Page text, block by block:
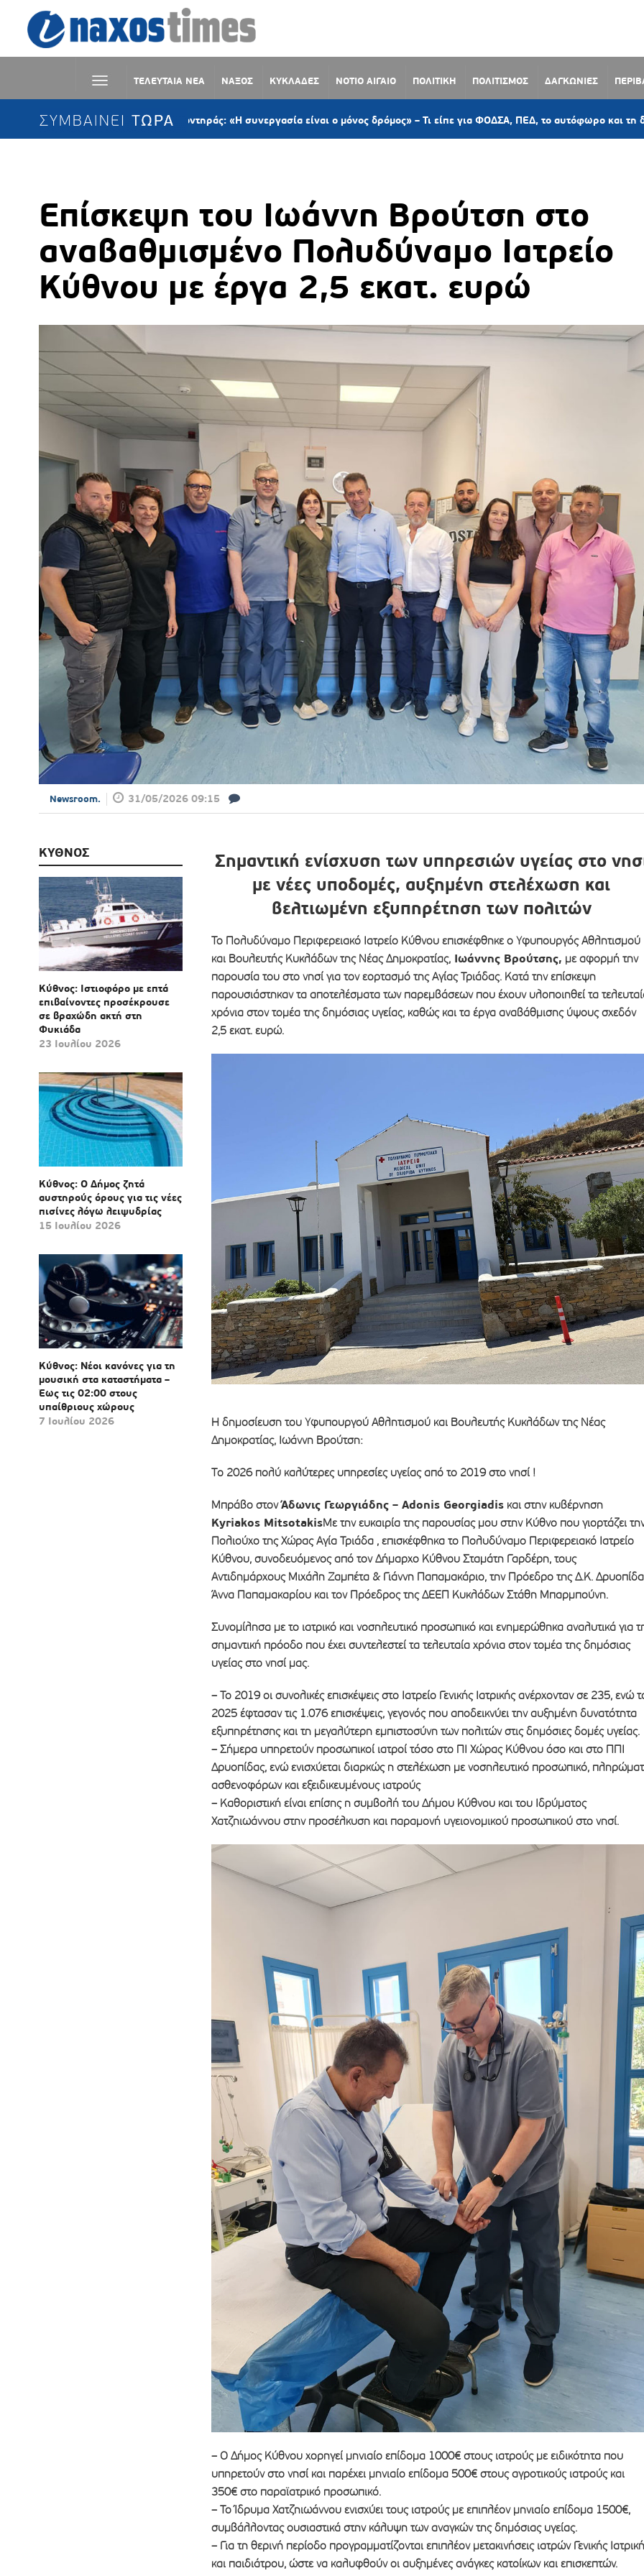
ΤΕΛΕΥΤΑΙΑ ΝΕΑ ΝΑΞΟΣ ΚΥΚΛΑΔΕΣ ΝΟΤΙΟ ΑΙΓΑΙΟ ΠΟΛΙΤΙΚΗ ΠΟΛΙΤΙΣΜΟΣ ΔΑΓΚΩΝΙΕΣ
ΣΥΜΒΑΙΝΕΙ ΤΩΡΑ
Παναγιώτης Κροντηράς: «Η συνεργασία είναι ο μόνος δρόμος» – Τι είπε για ΦΟΔΣΑ, ΠΕΔ, το αυτόφωρο και τη διαχείριση
Επίσκεψη του Ιωάννη Βρούτση στο
αναβαθμισμένο Πολυδύναμο Ιατρείο
Κύθνου με έργα 2,5 εκατ. ευρώ
Newsroom. 31/05/2026 09:15
ΚΥΘΝΟΣ
Κύθνος: Ιστιοφόρο με επτά
επιβαίνοντες προσέκρουσε
σε βραχώδη ακτή στη
Φυκιάδα
23 Ιουλίου 2026
Κύθνος: Ο Δήμος ζητά
αυστηρούς όρους για τις νέες
πισίνες λόγω λειψυδρίας
15 Ιουλίου 2026
Κύθνος: Νέοι κανόνες για τη
μουσική στα καταστήματα –
Έως τις 02:00 στους
υπαίθριους χώρους
7 Ιουλίου 2026
Σημαντική ενίσχυση των υπηρεσιών υγείας στο
με νέες υποδομές, αυξημένη στελέχωση και
βελτιωμένη εξυπηρέτηση των πολιτών
Το Πολυδύναμο Περιφερειακό Ιατρείο Κύθνου επισκέφθηκε ο Υφυπουργός Αθλητισμού
και Βουλευτής Κυκλάδων της Νέας Δημοκρατίας,Ιωάννης Βρούτσης, με αφορμή την
παρουσία του στο νησί για τον εορτασμό της Αγίας Τριάδας. Κατά την επίσκεψη
παρουσιάστηκαν τα αποτελέσματα των παρεμβάσεων που έχουν υλοποιηθεί τα
χρόνια στον τομέα της δημόσιας υγείας, καθώς και τα έργα αναβάθμισης ύψους σχεδόν
2,5 εκατ. ευρώ.
Η δημοσίευση του Υφυπουργού Αθλητισμού και Βουλευτής Κυκλάδων της Νέας
Δημοκρατίας, Ιωάννη Βρούτση:
Tο 2026 πολύ καλύτερες υπηρεσίες υγείας από το 2019 στο νησί !
Μπράβο στονΆδωνις Γεωργιάδης – Adonis Georgiadisκαι στην κυβέρνηση
Kyriakos MitsotakisΜε την ευκαιρία της παρουσίας μου στην Κύθνο που γιορτάζει
Πολιούχο της Χώρας Αγία Τριάδα , επισκέφθηκα το Πολυδύναμο Περιφερειακό Ιατρείο
Κύθνου, συνοδευόμενος από τον Δήμαρχο Κύθνου Σταμάτη Γαρδέρη, τους
Αντιδημάρχους Μιχάλη Ζαμπέτα & Γιάννη Παπαμακάριο, την Πρόεδρο της Δ.Κ.
Άννα Παπαμακαρίου και τον Πρόεδρος της ΔΕΕΠ Κυκλάδων Στάθη Μπαρμπούνη.
Συνομίλησα με το ιατρικό και νοσηλευτικό προσωπικό και ενημερώθηκα αναλυτικά για
σημαντική πρόοδο που έχει συντελεστεί τα τελευταία χρόνια στον τομέα της δημόσιας
υγείας στο νησί μας.
– Το 2019 οι συνολικές επισκέψεις στο Ιατρείο Γενικής Ιατρικής ανέρχονταν σε 235, ενώ
2025 έφτασαν τις 1.076 επισκέψεις, γεγονός που αποδεικνύει την αυξημένη δυνατότητα
εξυπηρέτησης και τη μεγαλύτερη εμπιστοσύνη των πολιτών στις δημόσιες δομές υγείας.
– Σήμερα υπηρετούν προσωπικοί ιατροί τόσο στο ΠΙ Χώρας Κύθνου όσο και στο ΠΠΙ
Δρυοπίδας, ενώ ενισχύεται διαρκώς η στελέχωση με νοσηλευτικό προσωπικό,
ασθενοφόρων και εξειδικευμένους ιατρούς
– Καθοριστική είναι επίσης η συμβολή του Δήμου Κύθνου και του Ιδρύματος
Χατζηιωάννου στην προσέλκυση και παραμονή υγειονομικού προσωπικού στο νησί.
– Ο Δήμος Κύθνου χορηγεί μηνιαίο επίδομα 1000€ στους ιατρούς με ειδικότητα που
υπηρετούν στο νησί και παρέχει μηνιαίο επίδομα 500€ στους αγροτικούς ιατρούς και
350€ στο παραϊατρικό προσωπικό.
– Το Ίδρυμα Χατζηιωάννου ενισχύει τους ιατρούς με επιπλέον μηνιαίο επίδομα 1500€,
συμβάλλοντας ουσιαστικά στην κάλυψη των αναγκών της δημόσιας υγείας.
– Για τη θερινή περίοδο προγραμματίζονται επιπλέον μετακινήσεις ιατρών Γενικής
και παιδιάτρου, ώστε να καλυφθούν οι αυξημένες ανάγκες κατοίκων και επισκεπτών.